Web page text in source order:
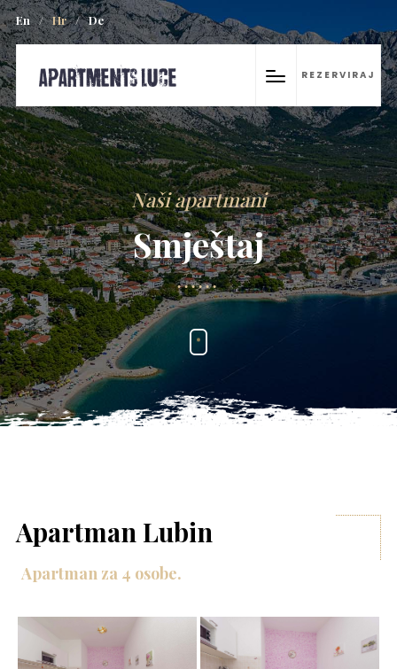
En / Hr / De
REZERVIRAJ
Naši apartmani
Smještaj
Apartman Lubin
Apartman za 4 osobe.